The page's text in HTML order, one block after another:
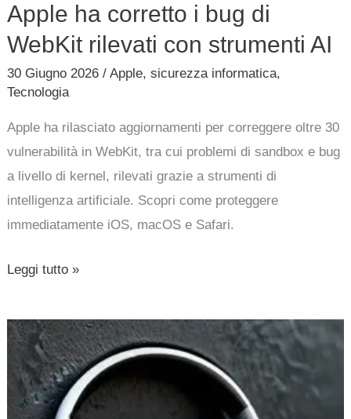
Apple ha corretto i bug di
WebKit rilevati con strumenti AI
30 Giugno 2026/Apple,sicurezza informatica,
Tecnologia
Apple ha rilasciato aggiornamenti per correggere oltre 30
vulnerabilità in WebKit, tra cui problemi di sandbox e bug
a livello di kernel, rilevati grazie a strumenti di
intelligenza artificiale. Scopri come proteggere
immediatamente iOS, macOS e Safari.
Leggi tutto »
Beats
Studio
Buds:
Apple